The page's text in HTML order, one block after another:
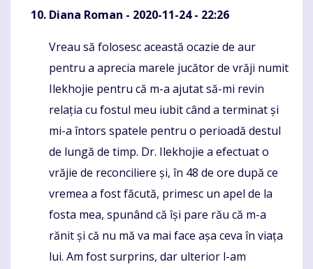
Diana Roman - 2020-11-24 - 22:26
Komentaras
Vreau să folosesc această ocazie de aur
pentru a aprecia marele jucător de vrăji numit
Ilekhojie pentru că m-a ajutat să-mi revin
relația cu fostul meu iubit când a terminat și
mi-a întors spatele pentru o perioadă destul
de lungă de timp. Dr. Ilekhojie a efectuat o
vrăjie de reconciliere și, în 48 de ore după ce
vremea a fost făcută, primesc un apel de la
fosta mea, spunând că își pare rău că m-a
rănit și că nu mă va mai face așa ceva în viața
lui. Am fost surprins, dar ulterior l-am